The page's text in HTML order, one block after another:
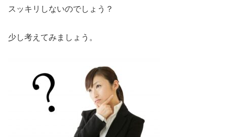
スッキリしないのでしょう？
少し考えてみましょう。